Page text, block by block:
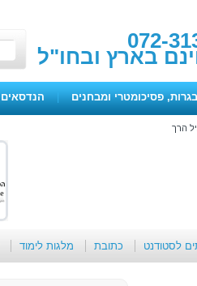
072-
בארץ ובחו"ל
בגרות, פסיכומטרי ומבחנים | הנדסאים
הרך
לסטודנט כתובת מלגות לימוד